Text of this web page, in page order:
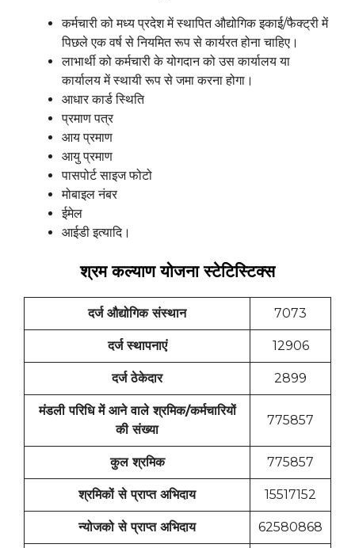
कर्मचारी को मध्य प्रदेश में स्थापित औद्योगिक इकाई/फैक्ट्री में
पिछले एक वर्ष से नियमित रूप से कार्यरत होना चाहिए।
लाभार्थी को कर्मचारी के योगदान को उस कार्यालय या
कार्यालय में स्थायी रूप से जमा करना होगा।
आधार कार्ड स्थिति
प्रमाण पत्र
आय प्रमाण
आयु प्रमाण
पासपोर्ट साइज फोटो
मोबाइल नंबर
ईमेल
आईडी इत्यादि।
श्रम कल्याण योजना स्टेटिस्टिक्स
दर्ज औद्योगिक संस्थान 7073
दर्ज स्थापनाएं 12906
दर्ज ठेकेदार 2899
मंडली परिधि में आने वाले श्रमिक/कर्मचारियों
की संख्या
775857
कुल श्रमिक 775857
श्रमिकों से प्राप्त अभिदाय 15517152
न्योजको से प्राप्त अभिदाय 62580868